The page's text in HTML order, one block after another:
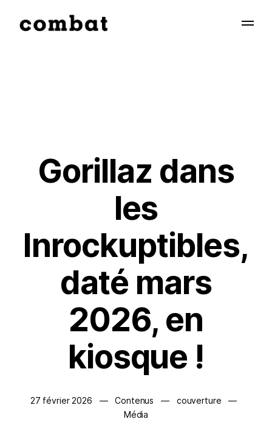
Gorillaz dans
les
Inrockuptibles,
daté mars
2026, en
kiosque !
27 février 2026 — Contenus — couverture
—
Média